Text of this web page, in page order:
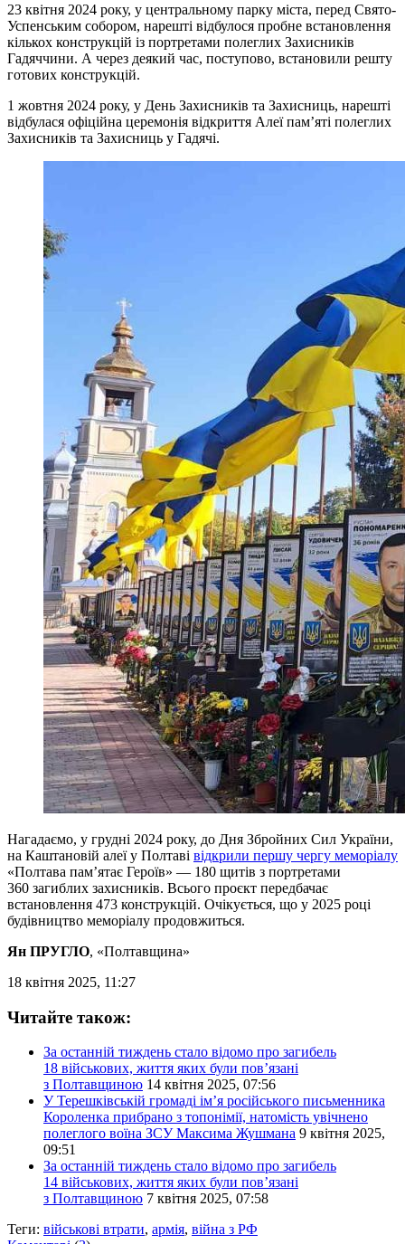
23 квітня 2024 року, у центральному парку міста, перед Свято-
Успенським собором, нарешті відбулося пробне встановлення
кількох конструкцій із портретами полеглих Захисників
Гадяччини. А через деякий час, поступово, встановили решту
готових конструкцій.
1 жовтня 2024 року, у День Захисників та Захисниць, нарешті
відбулася офіційна церемонія відкриття Алеї пам’яті полеглих
Захисників та Захисниць у Гадячі.
Нагадаємо, у грудні 2024 року, до Дня Збройних Сил України,
на Каштановій алеї у Полтаві відкрили першу чергу меморіалу
«Полтава пам’ятає Героїв» — 180 щитів з портретами
360 загиблих захисників. Всього проєкт передбачає
встановлення 473 конструкцій. Очікується, що у 2025 році
будівництво меморіалу продовжиться.
Ян ПРУГЛО, «Полтавщина»
18 квітня 2025, 11:27
Читайте також:
За останній тиждень стало відомо про загибель
18 військових, життя яких були пов’язані
з Полтавщиною 14 квітня 2025, 07:56
У Терешківській громаді ім’я російського письменника
Короленка прибрано з топонімії, натомість увічнено
полеглого воїна ЗСУ Максима Жушмана 9 квітня 2025,
09:51
За останній тиждень стало відомо про загибель
14 військових, життя яких були пов’язані
з Полтавщиною 7 квітня 2025, 07:58
Теги: військові втрати, армія, війна з РФ